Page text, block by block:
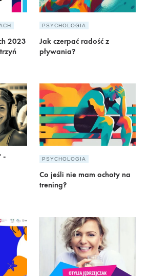
2023
PSYCHOLOGIA
Jak czerpać radość z
pływania?
-
PSYCHOLOGIA
Co jeśli nie mam ochoty na
trening?